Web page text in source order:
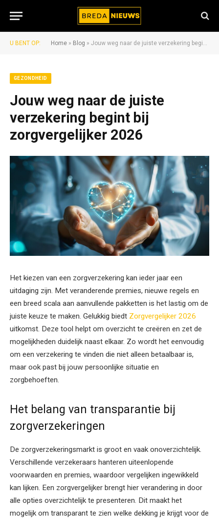
U BENT OP: Home » Blog » Jouw weg naar de juiste verzekering begint bij zorgvergelijker 2026
GEZONDHEID
Jouw weg naar de juiste
verzekering begint bij
zorgvergelijker 2026
Het kiezen van een zorgverzekering kan ieder jaar een
uitdaging zijn. Met veranderende premies, nieuwe regels en
een breed scala aan aanvullende pakketten is het lastig om de
juiste keuze te maken. Gelukkig biedt Zorgvergelijker 2026
uitkomst. Deze tool helpt om overzicht te creëren en zet de
mogelijkheden duidelijk naast elkaar. Zo wordt het eenvoudig
om een verzekering te vinden die niet alleen betaalbaar is,
maar ook past bij jouw persoonlijke situatie en
zorgbehoeften.
Het belang van transparantie bij
zorgverzekeringen
De zorgverzekeringsmarkt is groot en vaak onoverzichtelijk.
Verschillende verzekeraars hanteren uiteenlopende
voorwaarden en premies, waardoor vergelijken ingewikkeld
kan lijken. Een zorgvergelijker brengt hier verandering in door
alle opties overzichtelijk te presenteren. Dit maakt het
mogelijk om transparant te zien welke dekking je krijgt voor de